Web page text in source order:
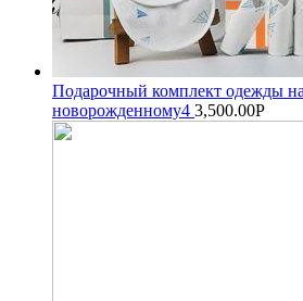
Подарочный комплект одежды
новорожденному4 3,500.00Р